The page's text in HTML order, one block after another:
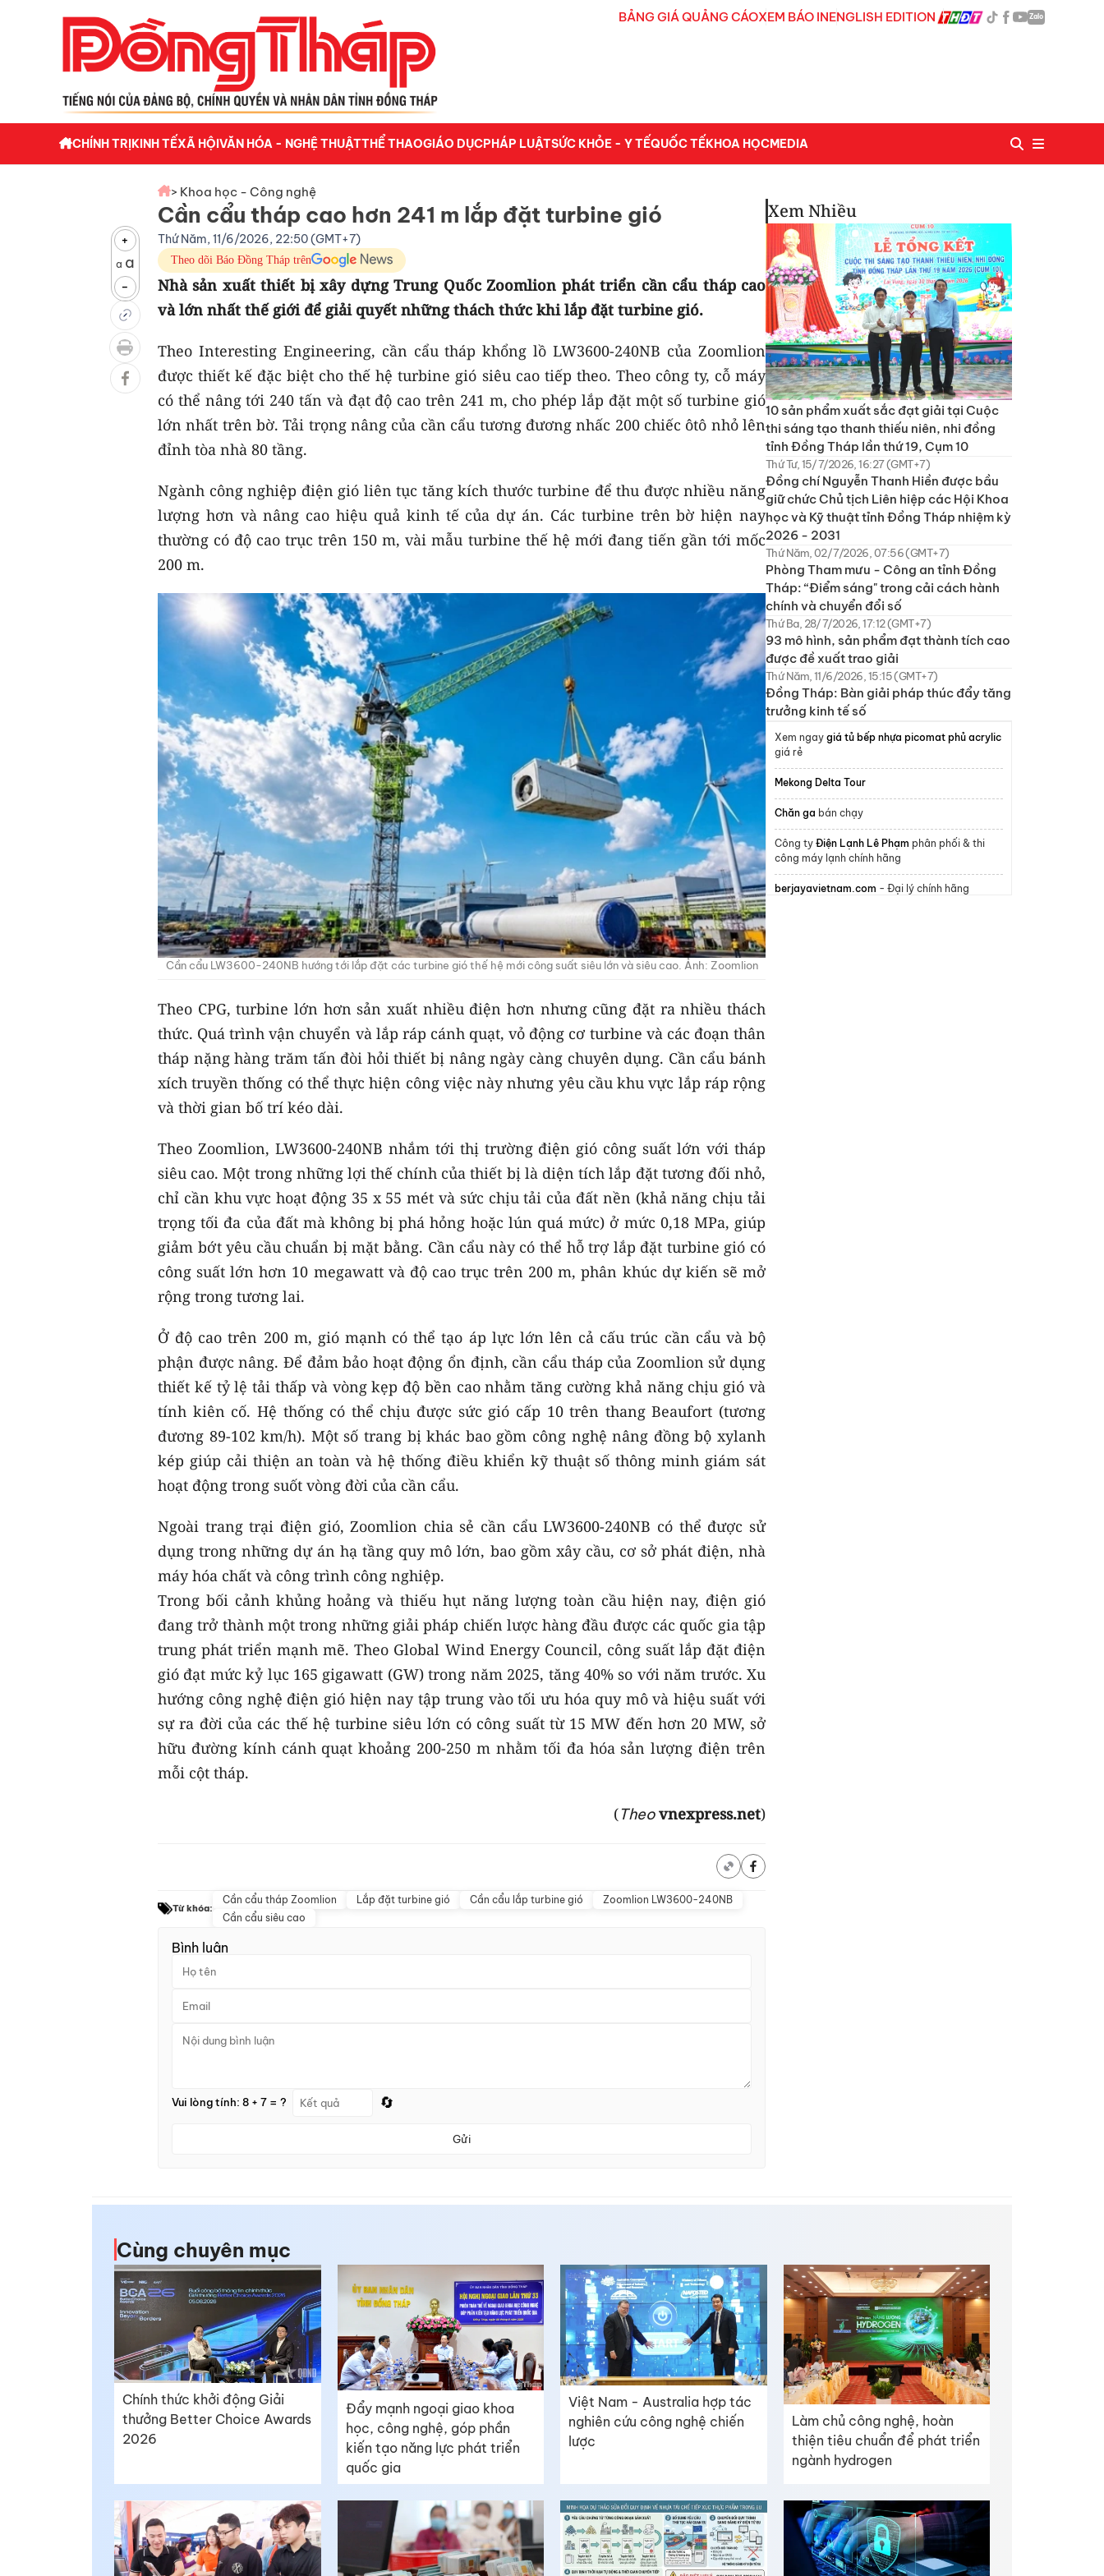
BẢNG GIÁ QUẢNG CÁOXEM BÁO INENGLISH EDITION Zalo
CHÍNH TRỊKINH TẾXÃ HỘIVĂN HÓA - NGHỆ THUẬTTHỂ THAOGIÁO DỤCPHÁP LUẬTSỨC KHỎE - Y TẾQUỐC TẾKHOA HỌCMEDIA
+
a a
-
> Khoa học - Công nghệ
Cần cẩu tháp cao hơn 241 m lắp đặt turbine gió
Thứ Năm, 11/6/2026, 22:50 (GMT+7)
Theo dõi Báo Đồng Tháp trên
Nhà sản xuất thiết bị xây dựng Trung Quốc Zoomlion phát triển cần cẩu tháp cao
và lớn nhất thế giới để giải quyết những thách thức khi lắp đặt turbine gió.
Theo Interesting Engineering, cần cẩu tháp khổng lồ LW3600-240NB của Zoomlion
được thiết kế đặc biệt cho thế hệ turbine gió siêu cao tiếp theo. Theo công ty, cỗ máy
có thể nâng tới 240 tấn và đạt độ cao trên 241 m, cho phép lắp đặt một số turbine gió
lớn nhất trên bờ. Tải trọng nâng của cần cẩu tương đương nhấc 200 chiếc ôtô nhỏ lên
đỉnh tòa nhà 80 tầng.
Ngành công nghiệp điện gió liên tục tăng kích thước turbine để thu được nhiều năng
lượng hơn và nâng cao hiệu quả kinh tế của dự án. Các turbine trên bờ hiện nay
thường có độ cao trục trên 150 m, vài mẫu turbine thế hệ mới đang tiến gần tới mốc
200 m.
Cần cẩu LW3600-240NB hướng tới lắp đặt các turbine gió thế hệ mới công suất siêu lớn và siêu cao. Ảnh: Zoomlion
Theo CPG, turbine lớn hơn sản xuất nhiều điện hơn nhưng cũng đặt ra nhiều thách
thức. Quá trình vận chuyển và lắp ráp cánh quạt, vỏ động cơ turbine và các đoạn thân
tháp nặng hàng trăm tấn đòi hỏi thiết bị nâng ngày càng chuyên dụng. Cần cẩu bánh
xích truyền thống có thể thực hiện công việc này nhưng yêu cầu khu vực lắp ráp rộng
và thời gian bố trí kéo dài.
Theo Zoomlion, LW3600-240NB nhắm tới thị trường điện gió công suất lớn với tháp
siêu cao. Một trong những lợi thế chính của thiết bị là diện tích lắp đặt tương đối nhỏ,
chỉ cần khu vực hoạt động 35 x 55 mét và sức chịu tải của đất nền (khả năng chịu tải
trọng tối đa của đất mà không bị phá hỏng hoặc lún quá mức) ở mức 0,18 MPa, giúp
giảm bớt yêu cầu chuẩn bị mặt bằng. Cần cẩu này có thể hỗ trợ lắp đặt turbine gió có
công suất lớn hơn 10 megawatt và độ cao trục trên 200 m, phân khúc dự kiến sẽ mở
rộng trong tương lai.
Ở độ cao trên 200 m, gió mạnh có thể tạo áp lực lớn lên cả cấu trúc cần cẩu và bộ
phận được nâng. Để đảm bảo hoạt động ổn định, cần cẩu tháp của Zoomlion sử dụng
thiết kế tỷ lệ tải thấp và vòng kẹp độ bền cao nhằm tăng cường khả năng chịu gió và
tính kiên cố. Hệ thống có thể chịu được sức gió cấp 10 trên thang Beaufort (tương
đương 89-102 km/h). Một số trang bị khác bao gồm công nghệ nâng đồng bộ xylanh
kép giúp cải thiện an toàn và hệ thống điều khiển kỹ thuật số thông minh giám sát
hoạt động trong suốt vòng đời của cần cẩu.
Ngoài trang trại điện gió, Zoomlion chia sẻ cần cẩu LW3600-240NB có thể được sử
dụng trong những dự án hạ tầng quy mô lớn, bao gồm xây cầu, cơ sở phát điện, nhà
máy hóa chất và công trình công nghiệp.
Trong bối cảnh khủng hoảng và thiếu hụt năng lượng toàn cầu hiện nay, điện gió
đang trở thành một trong những giải pháp chiến lược hàng đầu được các quốc gia tập
trung phát triển mạnh mẽ. Theo Global Wind Energy Council, công suất lắp đặt điện
gió đạt mức kỷ lục 165 gigawatt (GW) trong năm 2025, tăng 40% so với năm trước. Xu
hướng công nghệ điện gió hiện nay tập trung vào tối ưu hóa quy mô và hiệu suất với
sự ra đời của các thế hệ turbine siêu lớn có công suất từ 15 MW đến hơn 20 MW, sở
hữu đường kính cánh quạt khoảng 200-250 m nhằm tối đa hóa sản lượng điện trên
mỗi cột tháp.
(Theovnexpress.net)
Từ khóa:
Cần cẩu tháp Zoomlion Lắp đặt turbine gió Cần cẩu lắp turbine gió
Zoomlion LW3600-240NB
Cần cẩu siêu cao
Bình luận
Vui lòng tính: 8 + 7 = ? 🔄
Gửi
Xem Nhiều
10 sản phẩm xuất sắc đạt giải tại Cuộc
thi sáng tạo thanh thiếu niên, nhi đồng
tỉnh Đồng Tháp lần thứ 19, Cụm 10
Thứ Tư, 15/7/2026, 16:27 (GMT+7)
Đồng chí Nguyễn Thanh Hiền được bầu
giữ chức Chủ tịch Liên hiệp các Hội Khoa
học và Kỹ thuật tỉnh Đồng Tháp nhiệm kỳ
2026 - 2031
Thứ Năm, 02/7/2026, 07:56 (GMT+7)
Phòng Tham mưu - Công an tỉnh Đồng
Tháp: “Điểm sáng" trong cải cách hành
chính và chuyển đổi số
Thứ Ba, 28/7/2026, 17:12 (GMT+7)
93 mô hình, sản phẩm đạt thành tích cao
được đề xuất trao giải
Thứ Năm, 11/6/2026, 15:15 (GMT+7)
Đồng Tháp: Bàn giải pháp thúc đẩy tăng
trưởng kinh tế số
Xem ngay giá tủ bếp nhựa picomat phủ acrylic
giá rẻ
Mekong Delta Tour
Chăn ga bán chạy
Công ty Điện Lạnh Lê Phạm phân phối & thi
công máy lạnh chính hãng
berjayavietnam.com - Đại lý chính hãng
Cùng chuyên mục
Chính thức khởi động Giải
thưởng Better Choice Awards
2026
Đẩy mạnh ngoại giao khoa
học, công nghệ, góp phần
kiến tạo năng lực phát triển
quốc gia
Việt Nam - Australia hợp tác
nghiên cứu công nghệ chiến
lược
Làm chủ công nghệ, hoàn
thiện tiêu chuẩn để phát triển
ngành hydrogen